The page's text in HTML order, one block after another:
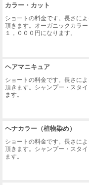
カラー・カット
ショートの料金です。長さに
頂きます。オーガニックカラ
１，０００円になります。
ヘアマニキュア
ショートの料金です。長さに
頂きます。シャンプー・スタ
ます。
ヘナカラー（植物染め）
ショートの料金です。長さに
頂きます。シャンプー・スタ
ます。